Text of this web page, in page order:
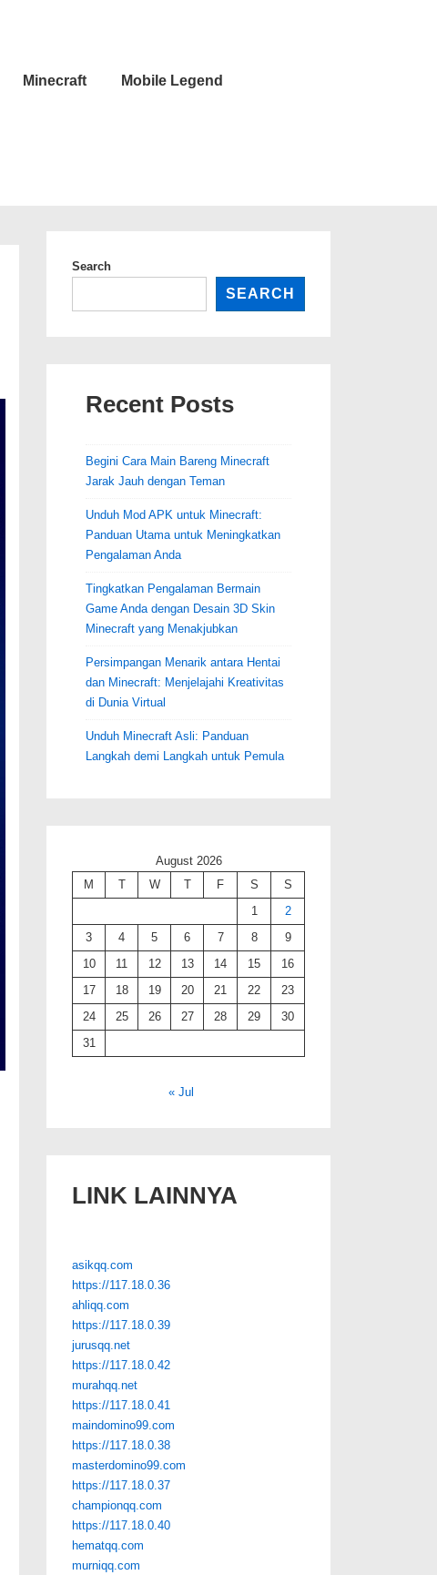
Minecraft Mobile Legend
Search
SEARCH
Recent Posts
Begini Cara Main Bareng Minecraft
Jarak Jauh dengan Teman
Unduh Mod APK untuk Minecraft:
Panduan Utama untuk Meningkatkan
Pengalaman Anda
Tingkatkan Pengalaman Bermain
Game Anda dengan Desain 3D Skin
Minecraft yang Menakjubkan
Persimpangan Menarik antara Hentai
dan Minecraft: Menjelajahi Kreativitas
di Dunia Virtual
Unduh Minecraft Asli: Panduan
Langkah demi Langkah untuk Pemula
August 2026
M
T W T F S
S
1
2
3
4 5 6 7 8
9
10
11 12 13 14 15
16
17
18 19 20 21 22
23
24
25 26 27 28 29
30
31
« Jul
LINK LAINNYA
asikqq.com
https://117.18.0.36
ahliqq.com
https://117.18.0.39
jurusqq.net
https://117.18.0.42
murahqq.net
https://117.18.0.41
maindomino99.com
https://117.18.0.38
masterdomino99.com
https://117.18.0.37
championqq.com
https://117.18.0.40
hematqq.com
murniqq.com